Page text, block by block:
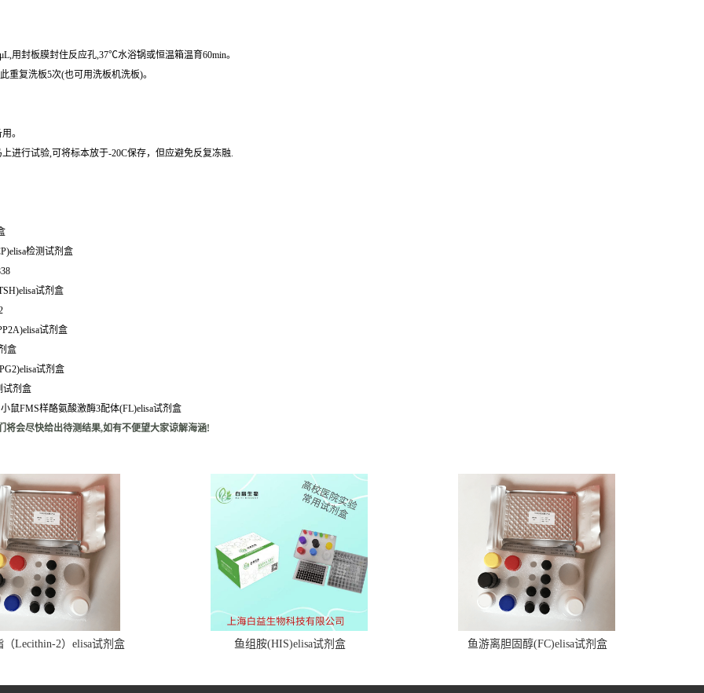
用封板膜封住反应孔,37℃水浴锅或恒温箱温育60min。
重复洗板5次(也可用洗板机洗板)。
。
进行试验,可将标本放于-20C保存，但应避免反复冻融.
检测试剂盒
试剂盒
试剂盒
盒
试剂盒
试剂盒
小鼠FMS样酪氨酸激酶3配体(FL)elisa试剂盒
会尽快给出待测结果,如有不便望大家谅解海涵!
（Lecithin-2）elisa试剂盒 鱼组胺(HIS)elisa试剂盒 鱼游离胆固醇(FC)elisa试剂盒